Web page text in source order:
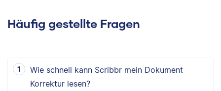
Häufig gestellte Fragen
Wie schnell kann Scribbr mein Dokument
Korrektur lesen?